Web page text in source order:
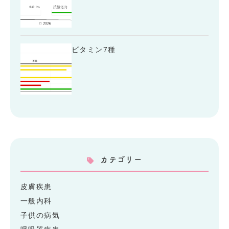
ビタミン7種
カテゴリー
皮膚疾患
一般内科
子供の病気